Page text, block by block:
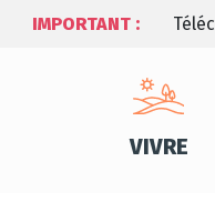
IMPORTANT :
VIVRE